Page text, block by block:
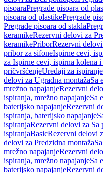
pisoaraPregrade pisoara od
pisoara od plastikePregrade
Pregrade pisoara od stakla
keramikeRezervni delovi za
keramikePriborRezervni
pribor za sifoneIspirne cevi,
za Ispirne cevi, ispirna kolena i
pričvršćenjeUređaji za
delovi za Ugradna montažaSa
mrežno napajanjeRezervni
ispiranja, mrežno napajanjeSa
baterijsko napajanjeRezervni
ispiranja, baterijsko napajanje
ispiranjaRezervni delovi za Sa
ispiranjaBasicRezervni delovi
delovi za Predzidna montaža
mrežno napajanjeRezervni
ispiranja, mrežno napajanjeSa
baterijsko napajanjeRezervni